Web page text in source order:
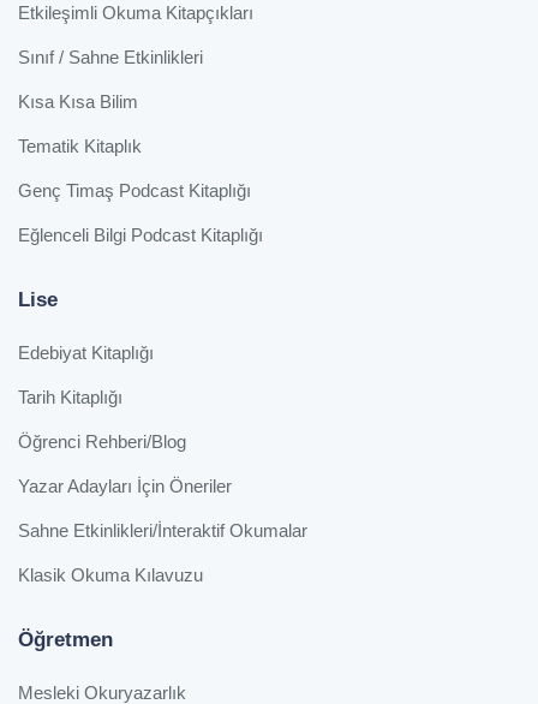
Etkileşimli Okuma Kitapçıkları
Sınıf / Sahne Etkinlikleri
Kısa Kısa Bilim
Tematik Kitaplık
Genç Timaş Podcast Kitaplığı
Eğlenceli Bilgi Podcast Kitaplığı
Lise
Edebiyat Kitaplığı
Tarih Kitaplığı
Öğrenci Rehberi/Blog
Yazar Adayları İçin Öneriler
Sahne Etkinlikleri/İnteraktif Okumalar
Klasik Okuma Kılavuzu
Öğretmen
Mesleki Okuryazarlık